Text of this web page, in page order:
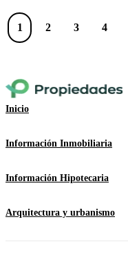
1 2 3 4
Inicio
Información Inmobiliaria
Información Hipotecaria
Arquitectura y urbanismo